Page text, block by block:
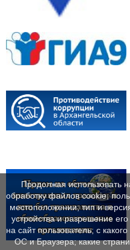
Продолжая использовать
обработку файлов cookie,
местоположении; тип и
устройства и разрешение
на сайт пользователь; с
ОС и Браузера; какие